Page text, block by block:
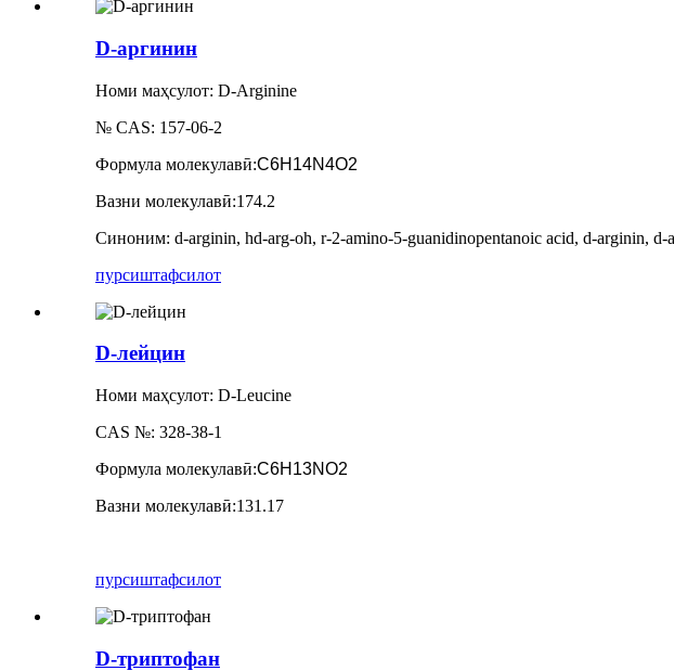
D-аргинин
Номи маҳсулот: D-Arginine
№ CAS: 157-06-2
Формула молекулавӣ:C6H14N4O2
Вазни молекулавӣ:174.2
Синоним: d-arginin, hd-arg-oh, r-2-amino-5-guanidinopentanoic acid, d-arginin,
пурсиштафсилот
D-лейцин
Номи маҳсулот: D-Leucine
CAS №: 328-38-1
Формула молекулавӣ:C6H13NO2
Вазни молекулавӣ:131.17
пурсиштафсилот
D-триптофан